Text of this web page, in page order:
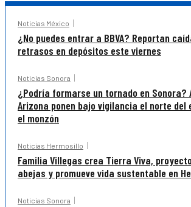
Noticias México
¿No puedes entrar a BBVA? Reportan
retrasos en depósitos este viernes
Noticias Sonora
¿Podría formarse un tornado en Sonora?
Arizona ponen bajo vigilancia el norte del
el monzón
Noticias Hermosillo
Familia Villegas crea Tierra Viva,
abejas y promueve vida sustentable en
Noticias Sonora